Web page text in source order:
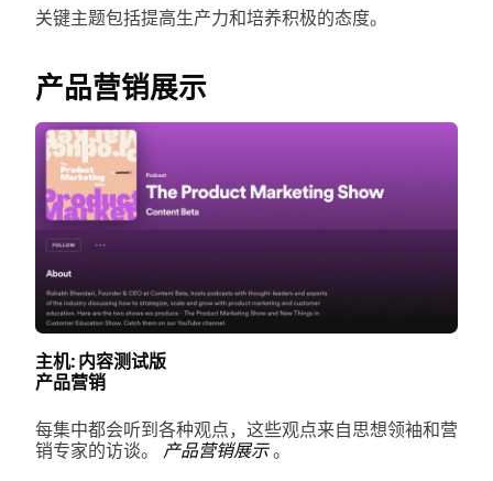
关键主题包括提高生产力和培养积极的态度。
产品营销展示
主机: 内容测试版
产品营销
每集中都会听到各种观点，这些观点来自思想领袖和营
销专家的访谈。 产品营销展示。